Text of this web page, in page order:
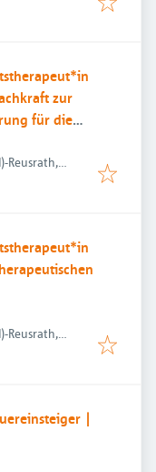
zur
für die
Reusrath,
Reusrath,
|